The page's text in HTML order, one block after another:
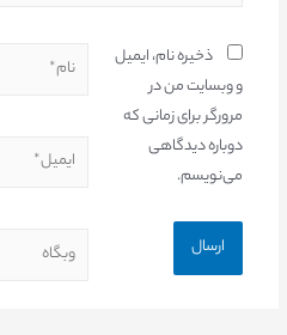
ذخیره نام، ایمیل
و وبسایت من در
مرورگر برای زمانی که
دوباره دیدگاهی
می‌نویسم.